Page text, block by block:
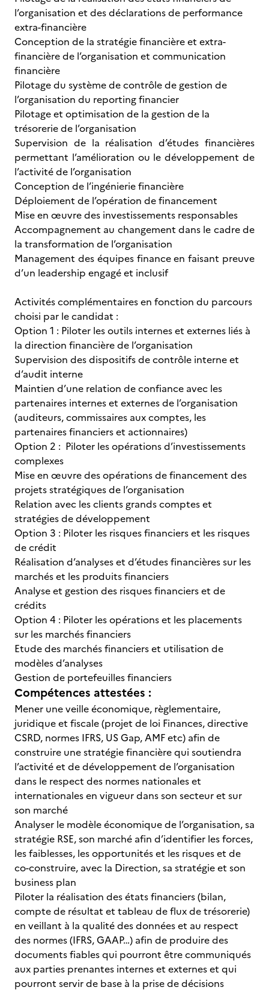
l’organisation et des déclarations de performance
extra-financière
Conception de la stratégie financière et extra-
financière de l’organisation et communication
financière
Pilotage du système de contrôle de gestion de
l’organisation du reporting financier
Pilotage et optimisation de la gestion de la
trésorerie de l’organisation
Supervision de la réalisation d’études financières
permettant l’amélioration ou le développement de
l’activité de l’organisation
Conception de l’ingénierie financière
Déploiement de l’opération de financement
Mise en œuvre des investissements responsables
Accompagnement au changement dans le cadre de
la transformation de l’organisation
Management des équipes finance en faisant preuve
d’un leadership engagé et inclusif
Activités complémentaires en fonction du parcours
choisi par le candidat :
Option 1 : Piloter les outils internes et externes liés à
la direction financière de l’organisation
Supervision des dispositifs de contrôle interne et
d’audit interne
Maintien d’une relation de confiance avec les
partenaires internes et externes de l’organisation
(auditeurs, commissaires aux comptes, les
partenaires financiers et actionnaires)
Option 2 : Piloter les opérations d’investissements
complexes
Mise en œuvre des opérations de financement des
projets stratégiques de l’organisation
Relation avec les clients grands comptes et
stratégies de développement
Option 3 : Piloter les risques financiers et les risques
de crédit
Réalisation d’analyses et d’études financières sur les
marchés et les produits financiers
Analyse et gestion des risques financiers et de
crédits
Option 4 : Piloter les opérations et les placements
sur les marchés financiers
Etude des marchés financiers et utilisation de
modèles d’analyses
Gestion de portefeuilles financiers
Compétences attestées :
Mener une veille économique, règlementaire,
juridique et fiscale (projet de loi Finances, directive
CSRD, normes IFRS, US Gap, AMF etc) afin de
construire une stratégie financière qui soutiendra
l’activité et de développement de l’organisation
dans le respect des normes nationales et
internationales en vigueur dans son secteur et sur
son marché
Analyser le modèle économique de l’organisation, sa
stratégie RSE, son marché afin d’identifier les forces,
les faiblesses, les opportunités et les risques et de
co-construire, avec la Direction, sa stratégie et son
business plan
Piloter la réalisation des états financiers (bilan,
compte de résultat et tableau de flux de trésorerie)
en veillant à la qualité des données et au respect
des normes (IFRS, GAAP…) afin de produire des
documents fiables qui pourront être communiqués
aux parties prenantes internes et externes et qui
pourront servir de base à la prise de décisions